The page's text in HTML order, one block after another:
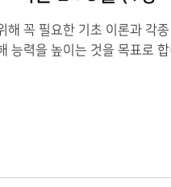
해 꼭 필요한 기초 이론과 각종
능력을 높이는 것을 목표로